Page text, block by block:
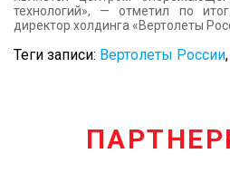
технологий», — отметил по
директор холдинга «Вертолеты
Теги записи: Вертолеты России,